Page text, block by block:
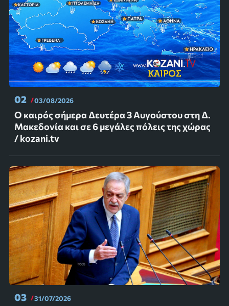
02 03/08/2026
Ο καιρός σήμερα Δευτέρα 3 Αυγούστου στη Δ.
Μακεδονία και σε 6 μεγάλες πόλεις της χώρας
/ kozani.tv
03 31/07/2026